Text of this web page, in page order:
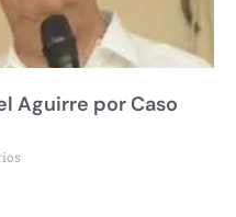
Aguirre por Caso